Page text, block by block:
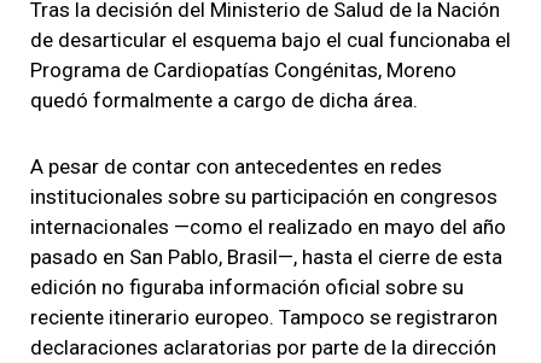
Tras la decisión del Ministerio de Salud de la Nación
de desarticular el esquema bajo el cual funcionaba el
Programa de Cardiopatías Congénitas, Moreno
quedó formalmente a cargo de dicha área.
A pesar de contar con antecedentes en redes
institucionales sobre su participación en congresos
internacionales —como el realizado en mayo del año
pasado en San Pablo, Brasil—, hasta el cierre de esta
edición no figuraba información oficial sobre su
reciente itinerario europeo. Tampoco se registraron
declaraciones aclaratorias por parte de la dirección